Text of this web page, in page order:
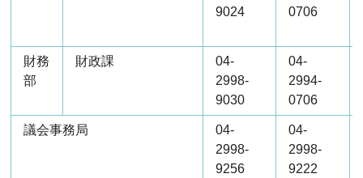
9024
0706
財務
部
財政課
04-
2998-
9030
04-
2994-
0706
議会事務局
04-
2998-
9256
04-
2998-
9222